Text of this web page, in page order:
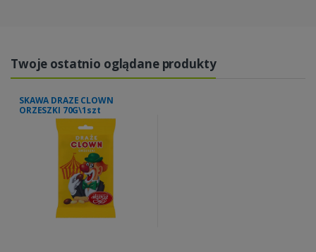
Twoje ostatnio oglądane produkty
SKAWA DRAZE CLOWN
ORZESZKI 70G\1szt